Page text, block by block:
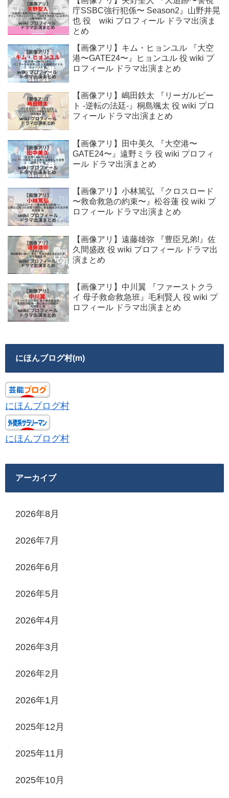
庁SSBC強行犯係〜 Season2』山野井晃
也 役 wiki プロフィール ドラマ出演ま
とめ
【画像アリ】キム・ヒョンユル 『大空
港〜GATE24〜』ヒョンユル 役 wiki プ
ロフィール ドラマ出演まとめ
【画像アリ】嶋田鉄太 『リーガルビー
ト -逆転の法廷-』桐島颯太 役 wiki プロ
フィール ドラマ出演まとめ
【画像アリ】田中美久 『大空港〜
GATE24〜』遠野ミラ 役 wiki プロフィ
ール ドラマ出演まとめ
【画像アリ】小林篤弘 『クロスロード
〜救命救急の約束〜』松谷蓮 役 wiki プ
ロフィール ドラマ出演まとめ
【画像アリ】遠藤雄弥 『豊臣兄弟!』佐
久間盛政 役 wiki プロフィール ドラマ出
演まとめ
【画像アリ】中川翼 『ファーストクラ
イ 母子救命救急班』毛利賢人 役 wiki プ
ロフィール ドラマ出演まとめ
にほんブログ村(m)
にほんブログ村
にほんブログ村
アーカイブ
2026年8月
2026年7月
2026年6月
2026年5月
2026年4月
2026年3月
2026年2月
2026年1月
2025年12月
2025年11月
2025年10月